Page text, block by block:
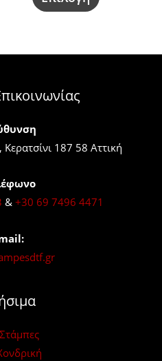
σελίδα
187 58 Αττική
& +30 69 7496 4471